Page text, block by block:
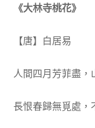
《大林寺桃花》
【唐】白居易
人間四月芳菲盡，
長恨春歸無覓處，